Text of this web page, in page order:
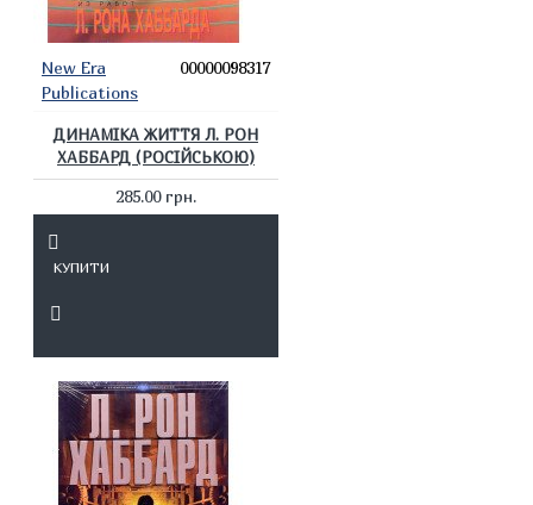
New Era
Publications
00000098317
ДИНАМІКА ЖИТТЯ Л. РОН
ХАББАРД (РОСІЙСЬКОЮ)
285.00 грн.
КУПИТИ